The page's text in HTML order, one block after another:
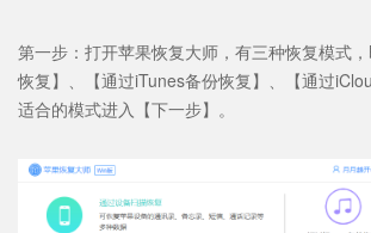
第一步：打开苹果恢复大师，有三种恢复模式
恢复】、【通过iTunes备份恢复】、【通过
适合的模式进入【下一步】。